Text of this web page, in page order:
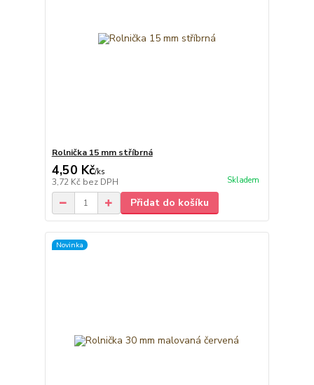
Rolnička 15 mm stříbrná
4,50 Kč/ks
3,72 Kč bez DPH Skladem
Přidat do košíku
Novinka